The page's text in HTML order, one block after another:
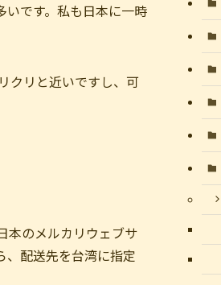
です。私も日本に一時
クリと近いですし、可
本のメルカリウェブサ
、配送先を台湾に指定